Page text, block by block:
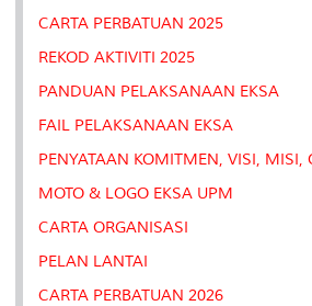
CARTA PERBATUAN 2025
REKOD AKTIVITI 2025
PANDUAN PELAKSANAAN EKSA
FAIL PELAKSANAAN EKSA
PENYATAAN KOMITMEN, VISI, MISI,
MOTO & LOGO EKSA UPM
CARTA ORGANISASI
PELAN LANTAI
CARTA PERBATUAN 2026